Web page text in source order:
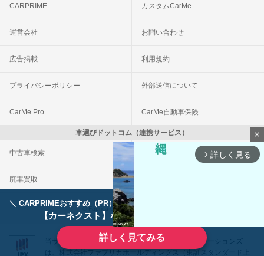
＼ CARPRIMEおすすめ（PR） ／ディーラーで手放すのはもったいない！
【カーネクスト】ならどんなクルマも高価買取
詳しく見てみる
CARPRIME カスタムCarMe
運営会社 お問い合わせ
広告掲載 利用規約
プライバシーポリシー 外部送信について
CarMe Pro CarMe自動車保険
車選びドットコム（連携サービス）
中古車検索 車買取一括査定
廃車買取
© Fabrica Communications Co., LTD.
当サイトを運営する株式会社ファブリカコミュニケーションズ
は、株式会社ファブリカホールディングス（東証スタンダード上
close
arrow_forward_ios 詳しく見る